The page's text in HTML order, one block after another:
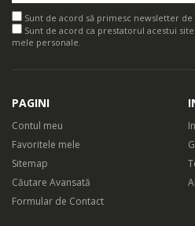
Sunt de acord să primesc newsletter
Sunt de acord ca prestatorul acestui
mele personale.
PAGINI
Contul meu
Favoritele mele
Sitemap
Căutare Avansată
Formular de Contact